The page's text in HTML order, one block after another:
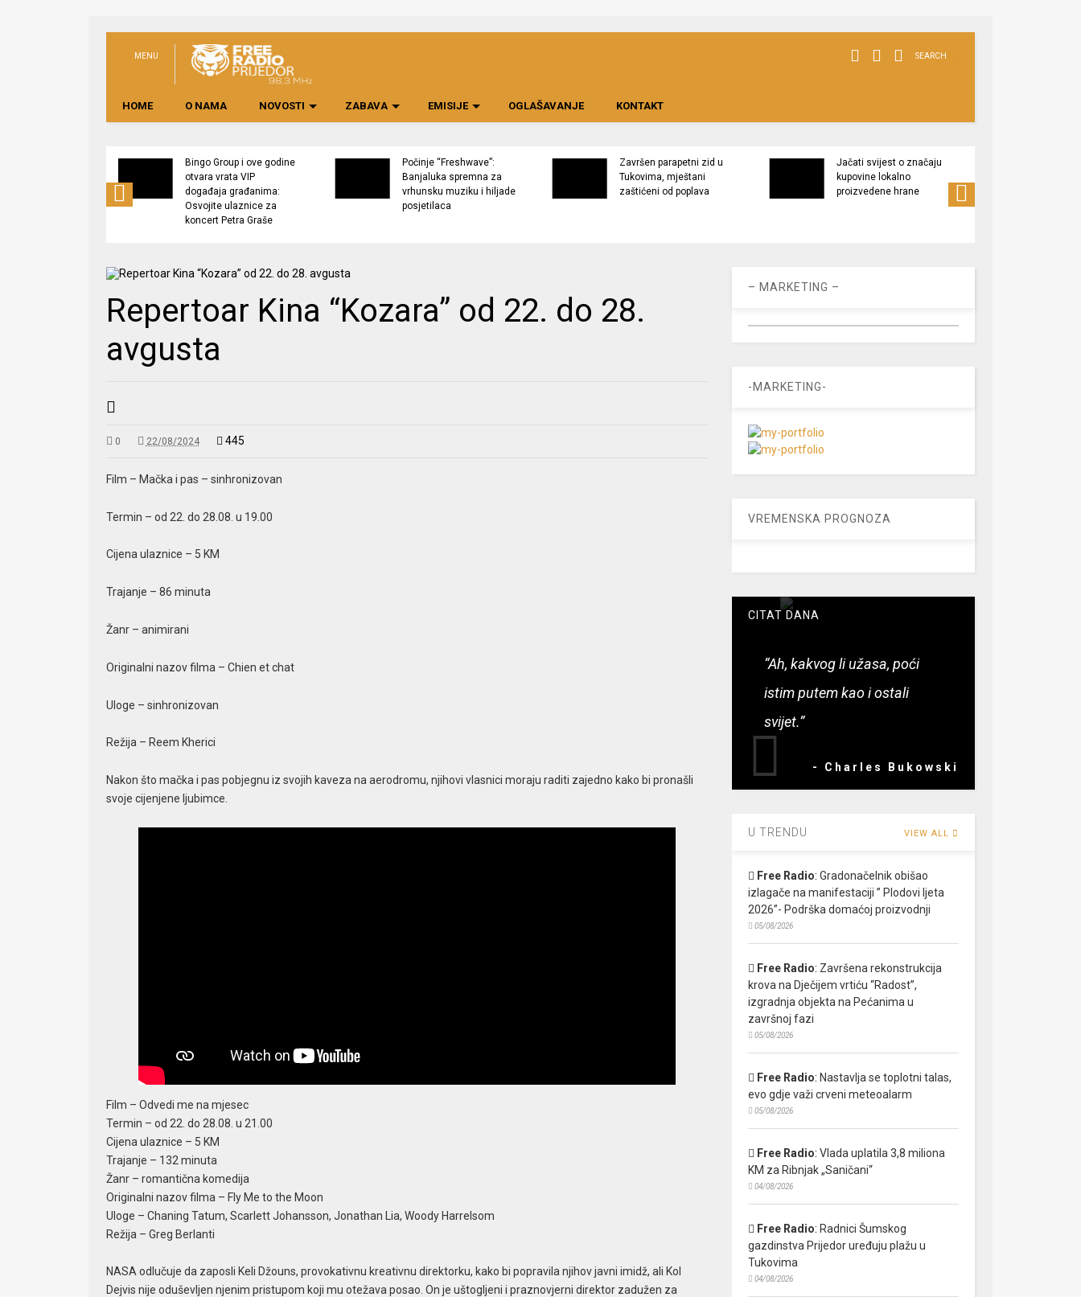
MENU SEARCH
HOME O NAMA NOVOSTI ZABAVA EMISIJE OGLAŠAVANJE KONTAKT
Bingo Group i ove godine
otvara vrata VIP
događaja građanima:
Osvojite ulaznice za
koncert Petra Graše
Počinje “Freshwave”:
Banjaluka spremna za
vrhunsku muziku i hiljade
posjetilaca
Završen parapetni zid u
Tukovima, mještani
zaštićeni od poplava
Jačati svijest o značaju
kupovine lokalno
proizvedene hrane
Repertoar Kina “Kozara” od 22. do 28.
avgusta
0 22/08/2024 445
Film – Mačka i pas – sinhronizovan
Termin – od 22. do 28.08. u 19.00
Cijena ulaznice – 5 KM
Trajanje – 86 minuta
Žanr – animirani
Originalni nazov filma – Chien et chat
Uloge – sinhronizovan
Režija – Reem Kherici
Nakon što mačka i pas pobjegnu iz svojih kaveza na aerodromu, njihovi vlasnici moraju raditi zajedno kako bi pronašli
svoje cijenjene ljubimce.
Film – Odvedi me na mjesec
Termin – od 22. do 28.08. u 21.00
Cijena ulaznice – 5 KM
Trajanje – 132 minuta
Žanr – romantična komedija
Originalni nazov filma – Fly Me to the Moon
Uloge – Chaning Tatum, Scarlett Johansson, Jonathan Lia, Woody Harrelsom
Režija – Greg Berlanti
NASA odlučuje da zaposli Keli Džouns, provokativnu kreativnu direktorku, kako bi popravila njihov javni imidž, ali Kol
Dejvis nije oduševljen njenim pristupom koji mu otežava posao. On je uštogljeni i praznovjerni direktor zadužen za
– MARKETING –
-MARKETING-
VREMENSKA PROGNOZA
CITAT DANA
“Ah, kakvog li užasa, poći
istim putem kao i ostali
svijet.”
- Charles Bukowski
U TRENDU VIEW ALL
Free Radio: Gradonačelnik obišao
izlagače na manifestaciji ” Plodovi ljeta
2026”- Podrška domaćoj proizvodnji
05/08/2026
Free Radio: Završena rekonstrukcija
krova na Dječijem vrtiću “Radost”,
izgradnja objekta na Pećanima u
završnoj fazi
05/08/2026
Free Radio: Nastavlja se toplotni talas,
evo gdje važi crveni meteoalarm
05/08/2026
Free Radio: Vlada uplatila 3,8 miliona
KM za Ribnjak „Saničani“
04/08/2026
Free Radio: Radnici Šumskog
gazdinstva Prijedor uređuju plažu u
Tukovima
04/08/2026